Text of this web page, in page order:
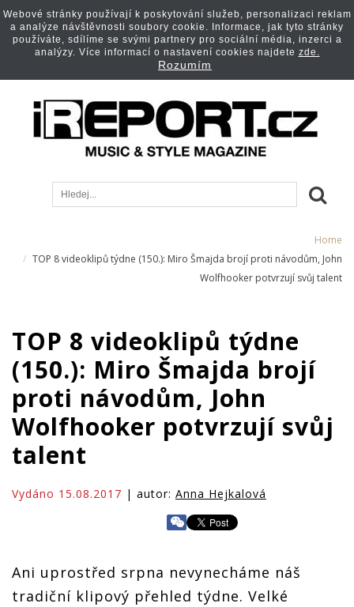
Home
TOP 8 videoklipů týdne (150.): Miro Šmajda brojí proti návodům, John
Wolfhooker potvrzují svůj talent
TOP 8 videoklipů týdne
(150.): Miro Šmajda brojí
proti návodům, John
Wolfhooker potvrzují svůj
talent
Vydáno 15.08.2017 | autor: Anna Hejkalová
Ani uprostřed srpna nevynecháme náš
tradiční klipový přehled týdne. Velké
Webové stránky používají k poskytování služeb, personalizaci reklam
a analýze návštěvnosti soubory cookie. Informace, jak tyto stránky
používáte, sdílíme se svými partnery pro sociální média, inzerci a
analýzy. Více informací o nastavení cookies najdete zde.
Rozumím